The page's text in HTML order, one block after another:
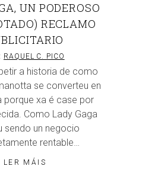
UN PODEROSO
RECLAMO
RAQUEL C. PICO
a historia de como
se converteu en
porque xa é case por
Como Lady Gaga
sendo un negocio
rentable…
LER MÁIS